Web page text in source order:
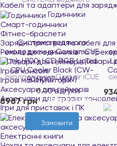
Кабелі та адаптери для
Годинники
Смарт-годинники
Фітнес-браслети
Зарядні пристрої та кабелі
Ремінці до годинників та
Товари
Ігрові консолі
Ігрові маніпулятори
Аксесуари для геймерів
Аксесуари для ігрових
Ігри для приставок і ПК
аксесуари
Електронні книги
Система водяного
охолодження Corsair iCUE
Link H100i LCD RGB Liquid
CPU Cooler Black (CW-
9061007-WW)
0.00 відгуки
Нема в наявності
8987 грн
Замовити